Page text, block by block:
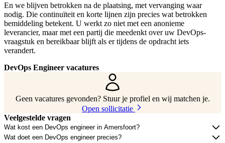
En we blijven betrokken na de plaatsing, met vervanging waar
nodig. Die continuïteit en korte lijnen zijn precies wat betrokken
bemiddeling betekent. U werkt zo niet met een anonieme
leverancier, maar met een partij die meedenkt over uw DevOps-
vraagstuk en bereikbaar blijft als er tijdens de opdracht iets
verandert.
DevOps Engineer vacatures
Geen vacatures gevonden? Stuur je profiel en wij matchen je.
Open sollicitatie
Veelgestelde vragen
Wat kost een DevOps engineer in Amersfoort?
Wat doet een DevOps engineer precies?